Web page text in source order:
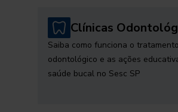
Clínicas
Saiba como funciona o tratamento
odontológico e as ações
saúde bucal no Sesc SP